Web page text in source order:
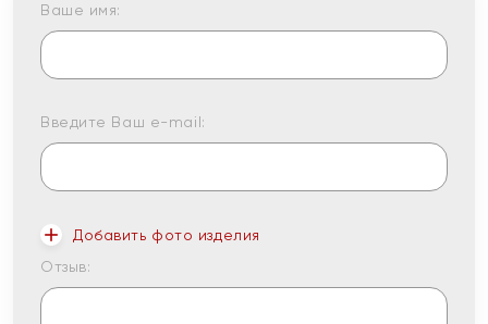
Ваше имя:
Введите Ваш e-mail:
Добавить фото изделия
Отзыв: